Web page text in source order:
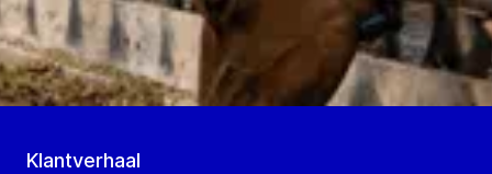
Klantverhaal